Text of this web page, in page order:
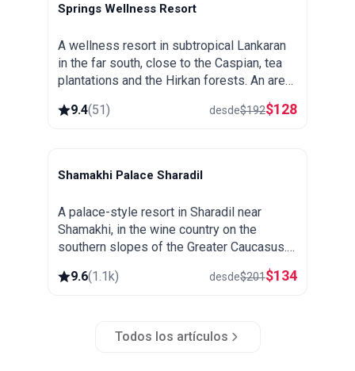
Lankaran
Springs Wellness Resort
A wellness resort in subtropical Lankaran
in the far south, close to the Caspian, tea
plantations and the Hirkan forests. An area
known for its thermal springs, green and
warm all year round.
9.4(51) desde$192$128
Shamakhi
Shamakhi Palace Sharadil
A palace-style resort in Sharadil near
Shamakhi, in the wine country on the
southern slopes of the Greater Caucasus.
Yeddi Gumbaz tombs and the Pirqulu
9.6(1.1k) desde$201$134
Todos los artículos